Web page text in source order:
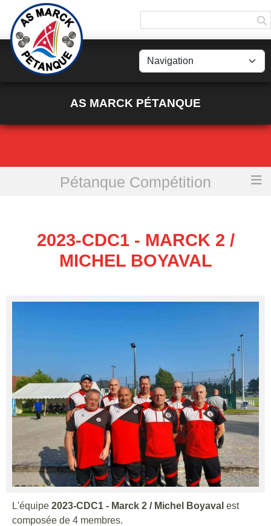
AS MARCK PÉTANQUE
Pétanque Compétition
2023-CDC1 - Marck 2 / Michel Boyaval
2023-CDC1 - MARCK 2 /
MICHEL BOYAVAL
L'équipe 2023-CDC1 - Marck 2 / Michel Boyaval est
composée de 4 membres.
Panneau de gestion des cookies